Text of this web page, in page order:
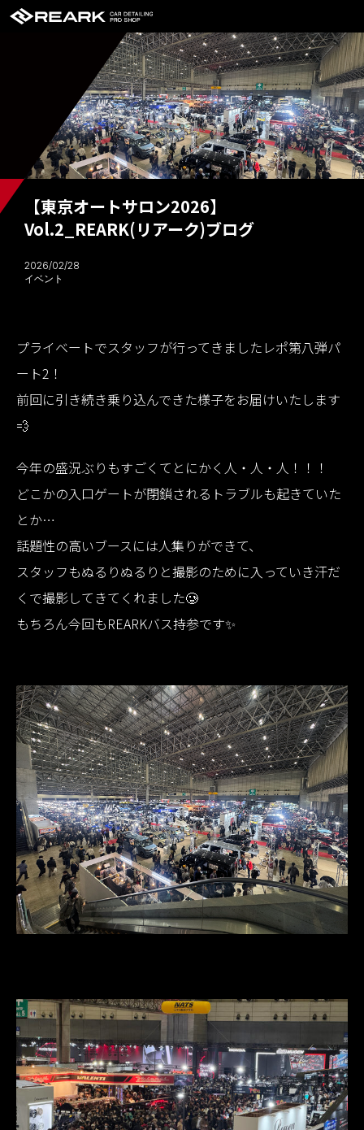
【東京オートサロン2026】
Vol.2_REARK(リアーク)ブログ
2026/02/28
イベント
プライベートでスタッフが行ってきましたレポ第八弾パ
ート2！
前回に引き続き乗り込んできた様子をお届けいたします
💨
今年の盛況ぶりもすごくてとにかく人・人・人！！！
どこかの入口ゲートが閉鎖されるトラブルも起きていた
とか…
話題性の高いブースには人集りができて、
スタッフもぬるりぬるりと撮影のために入っていき汗だ
くで撮影してきてくれました🥲
もちろん今回もREARKバス持参です✨